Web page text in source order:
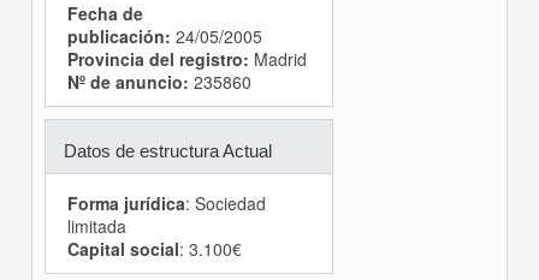
Fecha de
publicación: 24/05/2005
Provincia del registro: Madrid
Nº de anuncio: 235860
Datos de estructura Actual
Forma jurídica: Sociedad
limitada
Capital social: 3.100€